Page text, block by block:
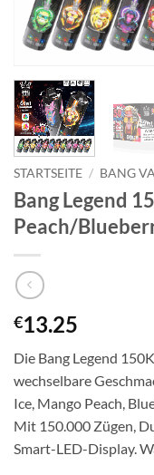
STARTSEITE / BANG
Bang Legend
Peach/
€13.25
Die Bang Legend
wechselbare
Ice, Mango Peach,
Mit 150.000 Zügen,
Smart-LED-Display.